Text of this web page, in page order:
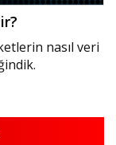
nasıl veri